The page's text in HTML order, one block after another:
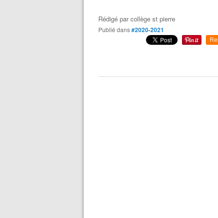
Rédigé parcollège st pierre
Publié dans#2020-2021